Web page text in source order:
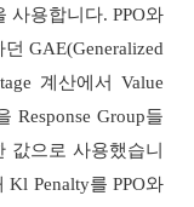
사용합니다. PPO와
GAE(Generalized
계산에서 Value
Response Group들
값으로 사용했습니
Penalty를 PPO와